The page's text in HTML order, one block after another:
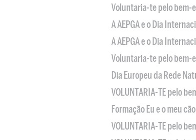
Voluntaria-te pelo bem-
A AEPGA e o Dia
A AEPGA e o Dia
Voluntaria-te pelo bem-
Dia Europeu da Rede
VOLUNTARIA-TE pelo
Formação Eu e o meu
VOLUNTARIA-TE pelo